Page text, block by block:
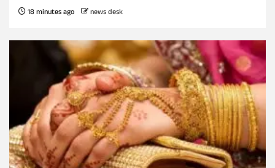
18 minutes ago news desk